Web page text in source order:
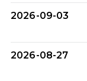
2026-09-03
2026-08-27